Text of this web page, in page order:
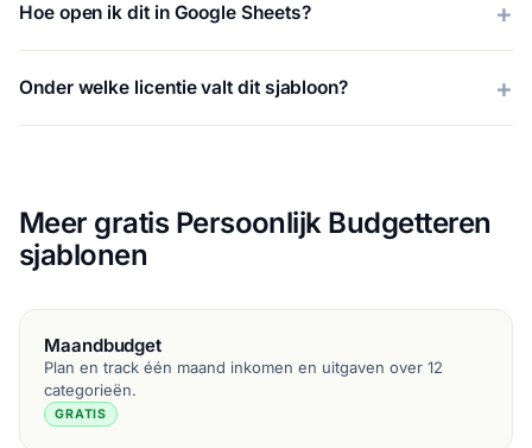
Hoe open ik dit in Google Sheets?
Onder welke licentie valt dit sjabloon?
Meer gratis Persoonlijk Budgetteren
sjablonen
Maandbudget
Plan en track één maand inkomen en uitgaven over 12
categorieën.
GRATIS